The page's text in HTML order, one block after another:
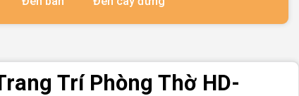
Trí Phòng Thờ HD-